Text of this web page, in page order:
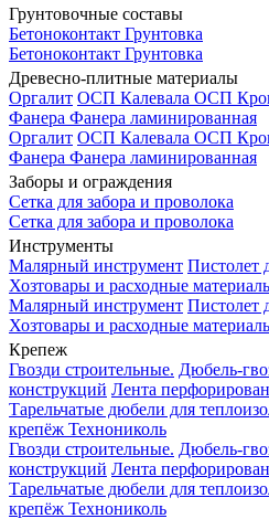
Грунтовочные составы
Бетоноконтакт Грунтовка
Бетоноконтакт Грунтовка
Древесно-плитные материалы
Оргалит ОСП Калевала ОСП
Фанера Фанера ламинированная
Оргалит ОСП Калевала ОСП
Фанера Фанера ламинированная
Заборы и ограждения
Сетка для забора и проволока
Сетка для забора и проволока
Инструменты
Малярный инструмент Пистолет
Хозтовары и расходные
Малярный инструмент Пистолет
Хозтовары и расходные
Крепеж
Гвозди строительные. Дюбель-
конструкций Лента
Тарельчатые дюбели для
крепёж Технониколь
Гвозди строительные. Дюбель-
конструкций Лента
Тарельчатые дюбели для
крепёж Технониколь